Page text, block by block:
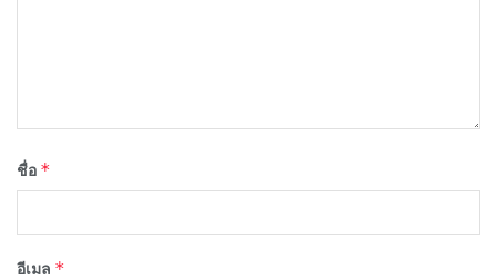
ชื่อ *
อีเมล *